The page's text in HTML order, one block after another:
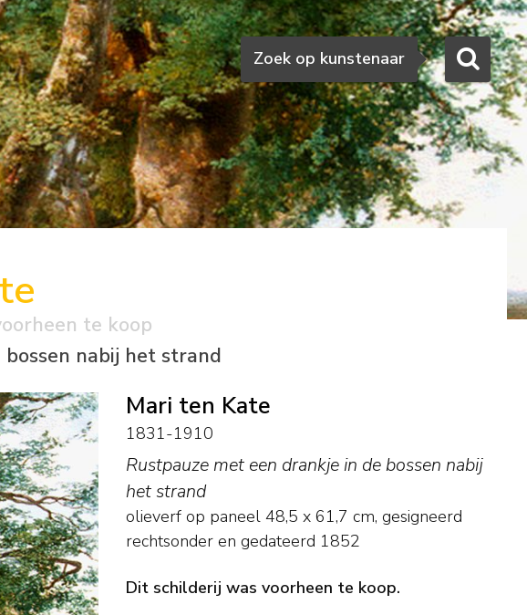
Zoeken
Zoek op kunstenaar
te koop
nabij het strand
Mari ten Kate
1831-1910
Rustpauze met een drankje in de bossen nabij
het strand
olieverf op paneel 48,5 x 61,7 cm, gesigneerd
rechtsonder en gedateerd 1852
Dit schilderij was voorheen te koop.